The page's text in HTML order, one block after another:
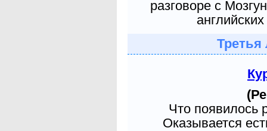
разговоре с
Третья
Что появилось
Оказывается